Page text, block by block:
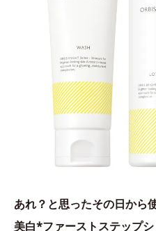
あれ？と思ったその日から
美白*ファーストステップ